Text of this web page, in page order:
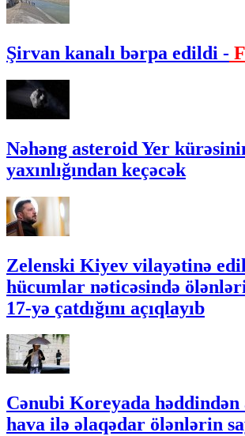
Şirvan kanalı bərpa edildi -
Nəhəng asteroid Yer
yaxınlığından keçəcək
Zelenski Kiyev vilayətinə
hücumlar nəticəsində
17-yə çatdığını açıqlayıb
Cənubi Koreyada həddindən
hava ilə əlaqədar ölənlərin